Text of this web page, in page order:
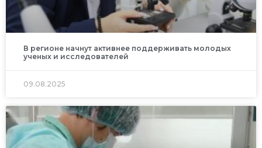
В регионе начнут активнее поддерживать молодых
ученых и исследователей
09.08.2025